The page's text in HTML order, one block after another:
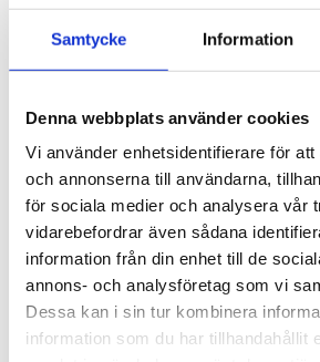
Samtycke Information
Denna webbplats använder cookies
Vi använder enhetsidentifierare för
och annonserna till användarna,
för sociala medier och analysera vår
vidarebefordrar även sådana
information från din enhet till de
annons- och analysföretag som vi
Dessa kan i sin tur kombinera
information som du har tillhandahållit
Elektriker för BRFer,
kontor i Jönköping
Dones anslutna elektriker i
tillgängliga för privatkunder. Även
butik, café eller restaurang samt
för ett kontor eller sitter i
bostadsrättsförening kan få hjälp
kvalitetskontrollerade elektriker.